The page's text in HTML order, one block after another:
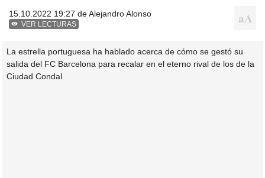
15.10.2022 19:27 deAlejandro Alonso
VER LECTURAS
La estrella portuguesa ha hablado acerca de cómo se gestó su
salida del FC Barcelona para recalar en el eterno rival de los de la
Ciudad Condal